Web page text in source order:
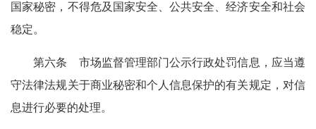
国家秘密，不得危及国家安全、公共安全、经济安全和社会
稳定。
第六条 市场监督管理部门公示行政处罚信息，应当遵
守法律法规关于商业秘密和个人信息保护的有关规定，对信
息进行必要的处理。